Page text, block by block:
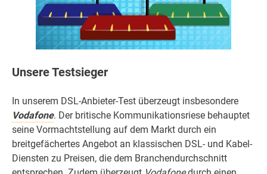
Unsere Testsieger
In unserem DSL-Anbieter-Test überzeugt insbesondere
Vodafone. Der britische Kommunikationsriese behauptet
seine Vormachtstellung auf dem Markt durch ein
breitgefächertes Angebot an klassischen DSL- und Kabel-
Diensten zu Preisen, die dem Branchendurchschnitt